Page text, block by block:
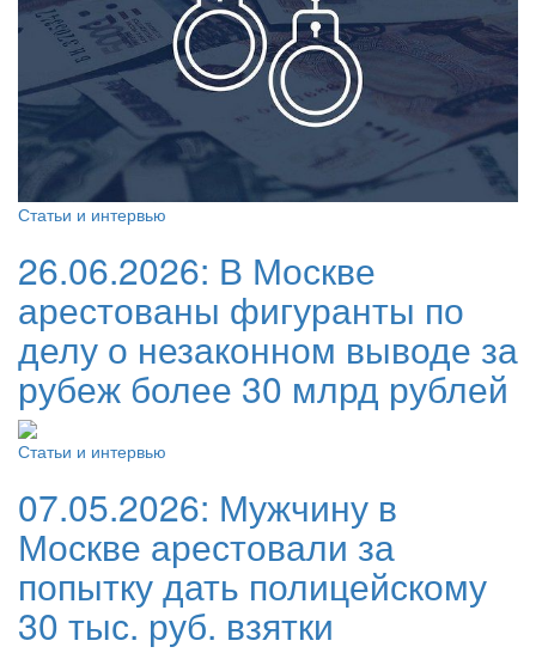
Статьи и интервью
26.06.2026: В Москве
арестованы фигуранты по
делу о незаконном выводе за
рубеж более 30 млрд рублей
Статьи и интервью
07.05.2026: Мужчину в
Москве арестовали за
попытку дать полицейскому
30 тыс. руб. взятки